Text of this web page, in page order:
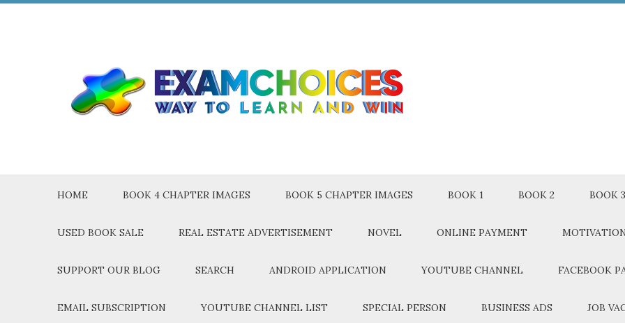
HOME BOOK 4 CHAPTER IMAGES BOOK 5 CHAPTER IMAGES BOOK 1 BOOK 2 BOOK 3
USED BOOK SALE REAL ESTATE ADVERTISEMENT NOVEL ONLINE PAYMENT
SUPPORT OUR BLOG SEARCH ANDROID APPLICATION YOUTUBE CHANNEL FACEBOOK
EMAIL SUBSCRIPTION YOUTUBE CHANNEL LIST SPECIAL PERSON BUSINESS ADS JOB